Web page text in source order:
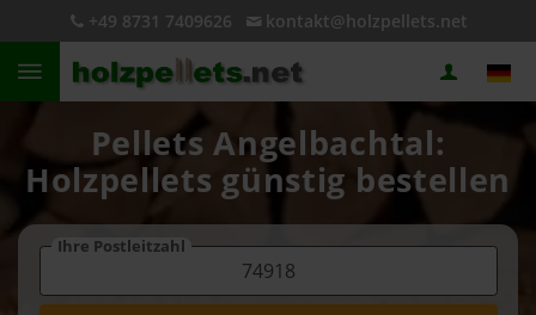
+49 8731 7409626 kontakt@holzpellets.net
Pellets Angelbachtal:
Holzpellets günstig bestellen
Ihre Postleitzahl